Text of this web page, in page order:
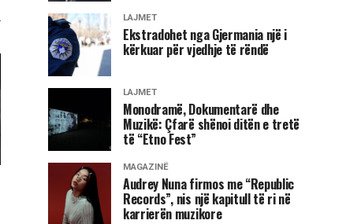
LAJMET
Ekstradohet nga Gjermania një i
kërkuar për vjedhje të rëndë
LAJMET
Monodramë, Dokumentarë dhe
Muzikë: Çfarë shënoi ditën e tretë
të “Etno Fest”
MAGAZINË
Audrey Nuna firmos me “Republic
Records”, nis një kapitull të ri në
karrierën muzikore